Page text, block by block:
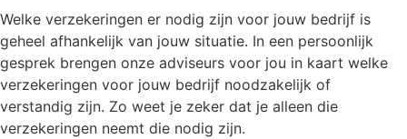
Welke verzekeringen er nodig zijn voor jouw bedrijf is
geheel afhankelijk van jouw situatie. In een persoonlijk
gesprek brengen onze adviseurs voor jou in kaart welke
verzekeringen voor jouw bedrijf noodzakelijk of
verstandig zijn. Zo weet je zeker dat je alleen die
verzekeringen neemt die nodig zijn.